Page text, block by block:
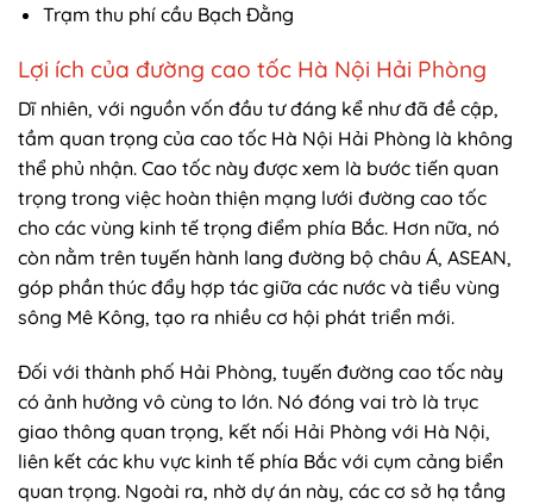
Trạm thu phí cầu Bạch Đằng
Lợi ích của đường cao tốc Hà Nội Hải Phòng
Dĩ nhiên, với nguồn vốn đầu tư đáng kể như đã đề cập,
tầm quan trọng của cao tốc Hà Nội Hải Phòng là không
thể phủ nhận. Cao tốc này được xem là bước tiến quan
trọng trong việc hoàn thiện mạng lưới đường cao tốc
cho các vùng kinh tế trọng điểm phía Bắc. Hơn nữa, nó
còn nằm trên tuyến hành lang đường bộ châu Á, ASEAN,
góp phần thúc đẩy hợp tác giữa các nước và tiểu vùng
sông Mê Kông, tạo ra nhiều cơ hội phát triển mới.
Đối với thành phố Hải Phòng, tuyến đường cao tốc này
có ảnh hưởng vô cùng to lớn. Nó đóng vai trò là trục
giao thông quan trọng, kết nối Hải Phòng với Hà Nội,
liên kết các khu vực kinh tế phía Bắc với cụm cảng biển
quan trọng. Ngoài ra, nhờ dự án này, các cơ sở hạ tầng